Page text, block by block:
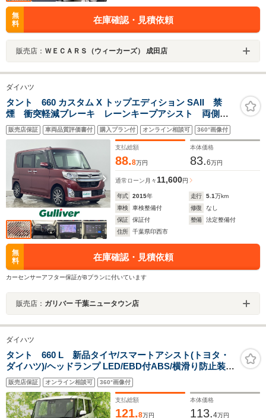
無
料
在庫確認・見積依頼
販売店： ＷＥＣＡＲＳ（ウィーカーズ） 成田店
ダイハツ
タント 660 カスタム X トップエディション SAII 禁
煙 衝突軽減ブレーキ レーンキープアシスト 両側パ
ワースライドドア 純正7インチナビ 純正14インチ
AW 純正フロアマット バックカメラ LEDオートライ
ト アイドリングストップ ステアリングスイッチ
販売店保証 車両品質評価書付 購入プラン付 オンライン相談可 360°画像付
支払総額
88.8万円
本体価格
83.6万円
通常ローン 月々11,600円
年式 2015年 走行 5.1万km
車検
車検整備付 修復
なし
保証
保証付 整備
法定整備付
住所
千葉県印西市
無
料
在庫確認・見積依頼
カーセンサーアフター保証がBプランに付いています
販売店： ガリバー 千葉ニュータウン店
ダイハツ
タント 660 L 新品タイヤ/スマートアシスト(トヨタ・
ダイハツ)/ヘッドランプ LED/EBD付ABS/横滑り防止装
置/アイドリングストップ/禁煙車/エアバッグ 運転席/エア
バッグ 助手席/衝突安全ボディ
販売店保証 オンライン相談可 360°画像付
支払総額
121.8万円
本体価格
113.4万円